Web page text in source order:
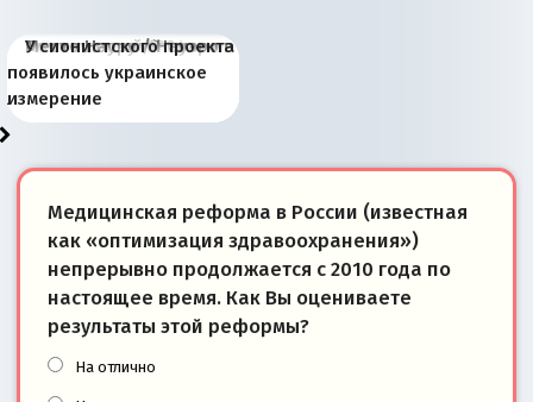
Киевская марионетка
Запада рассказала о
«переобувании» хозяев
В России назрели
перемены: 15 шагов к
суверенной экономике
Миграционный пожар
Европы
Россия начинает
сбрасывать балласт
Анкориджа
Россия зимой 1904
года: первые уступки во
внутренней политике
Русская нация вчера и
сегодня
Почему правый крах в
Варшаве не поможет её
отношениям с Россией?
Место Науру / Науэро в
современной истории
Южной Осетии
У сионистского проекта
появилось украинское
измерение
Медицинская реформа в России (известная
как «оптимизация здравоохранения»)
непрерывно продолжается с 2010 года по
настоящее время. Как Вы оцениваете
результаты этой реформы?
На отлично